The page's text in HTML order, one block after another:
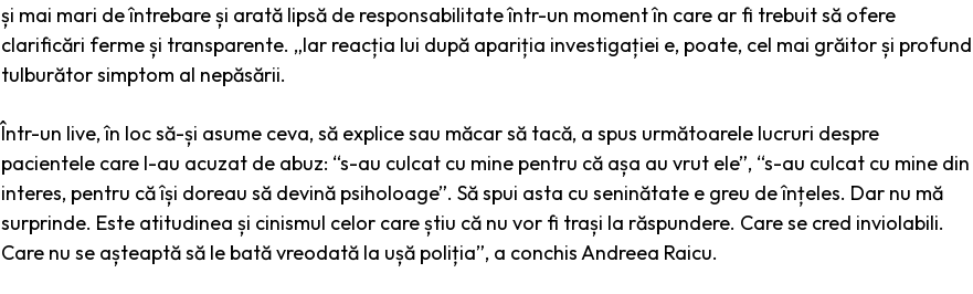
și mai mari de întrebare și arată lipsă de responsabilitate într-un moment în care ar fi trebuit să ofere
clarificări ferme și transparente. „Iar reacția lui după apariția investigației e, poate, cel mai grăitor și profund
tulburător simptom al nepăsării.
Într-un live, în loc să-și asume ceva, să explice sau măcar să tacă, a spus următoarele lucruri despre
pacientele care l-au acuzat de abuz: “s-au culcat cu mine pentru că așa au vrut ele”, “s-au culcat cu mine din
interes, pentru că își doreau să devină psiholoage”. Să spui asta cu seninătate e greu de înțeles. Dar nu mă
surprinde. Este atitudinea și cinismul celor care știu că nu vor fi trași la răspundere. Care se cred inviolabili.
Care nu se așteaptă să le bată vreodată la ușă poliția”, a conchis Andreea Raicu.